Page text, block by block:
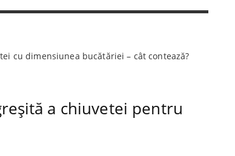
cu dimensiunea bucătăriei – cât contează?
a chiuvetei pentru